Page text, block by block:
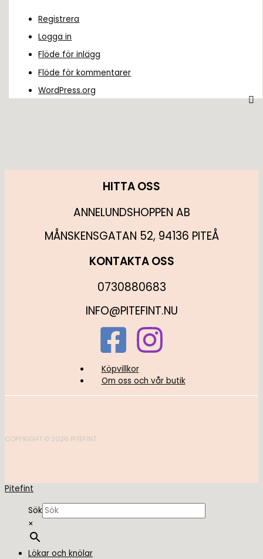
Registrera
Logga in
Flöde för inlägg
Flöde för kommentarer
WordPress.org
HITTA OSS
ANNELUNDSHOPPEN AB
MÅNSKENSGATAN 52, 94136 PITEÅ
KONTAKTA OSS
0730880683
INFO@PITEFINT.NU
Köpvillkor
Om oss och vår butik
COPYRIGHT © 2026 PITEFINT
Pitefint
Sök
×
Lökar och knölar